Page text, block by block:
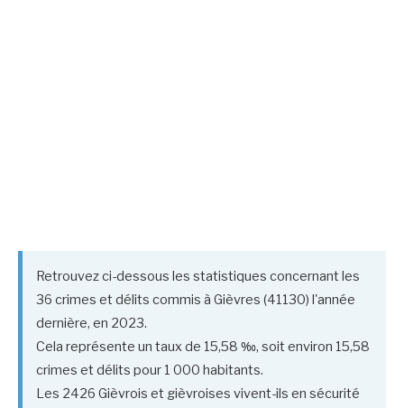
Retrouvez ci-dessous les statistiques concernant les
36 crimes et délits commis à Gièvres (41130) l'année
dernière, en 2023.
Cela représente un taux de 15,58 ‰, soit environ 15,58
crimes et délits pour 1 000 habitants.
Les 2426 Gièvrois et gièvroises vivent-ils en sécurité